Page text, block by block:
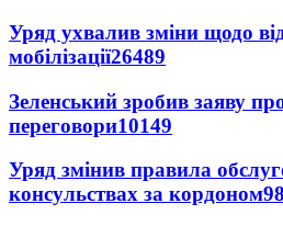
Уряд ухвалив зміни щодо
мобілізації26489
Зеленський зробив заяву
переговори10149
Уряд змінив правила
консульствах за кордоном